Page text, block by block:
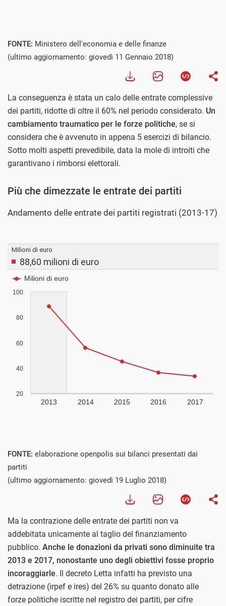
FONTE: Ministero dell'economia e delle finanze
(ultimo aggiornamento: giovedì 11 Gennaio 2018)
La conseguenza è stata un calo delle entrate complessive
dei partiti, ridotte di oltre il 60% nel periodo considerato. Un
cambiamento traumatico per le forze politiche, se si
considera che è avvenuto in appena 5 esercizi di bilancio.
Sotto molti aspetti prevedibile, data la mole di introiti che
garantivano i rimborsi elettorali.
Più che dimezzate le entrate dei partiti
Andamento delle entrate dei partiti registrati (2013-17)
FONTE: elaborazione openpolis sui bilanci presentati dai
partiti
(ultimo aggiornamento: giovedì 19 Luglio 2018)
Ma la contrazione delle entrate dei partiti non va
addebitata unicamente al taglio del finanziamento
pubblico. Anche le donazioni da privati sono diminuite tra
2013 e 2017, nonostante uno degli obiettivi fosse proprio
incoraggiarle. Il decreto Letta infatti ha previsto una
detrazione (irpef e ires) del 26% su quanto donato alle
forze politiche iscritte nel registro dei partiti, per cifre